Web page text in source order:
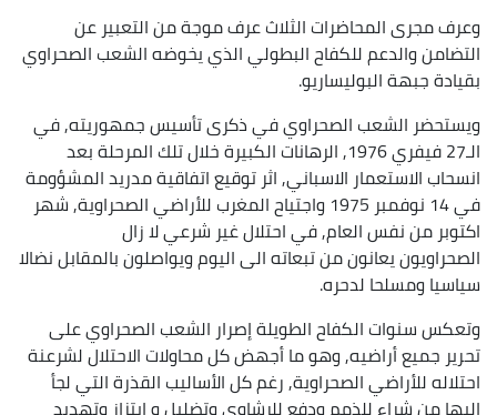
وعرف مجرى المحاضرات الثلاث عرف موجة من التعبير عن
التضامن والدعم للكفاح البطولي الذي يخوضه الشعب الصحراوي
بقيادة جبهة البوليساريو.
ويستحضر الشعب الصحراوي في ذكرى تأسيس جمهوريته, في
الـ27 فيفري 1976, الرهانات الكبيرة خلال تلك المرحلة بعد
انسحاب الاستعمار الاسباني, اثر توقيع اتفاقية مدريد المشؤومة
في 14 نوفمبر 1975 واجتياح المغرب للأراضي الصحراوية, شهر
اكتوبر من نفس العام, في احتلال غير شرعي لا زال
الصحراويون يعانون من تبعاته الى اليوم ويواصلون بالمقابل نضالا
سياسيا ومسلحا لدحره.
وتعكس سنوات الكفاح الطويلة إصرار الشعب الصحراوي على
تحرير جميع أراضيه, وهو ما أجهض كل محاولات الاحتلال لشرعنة
احتلاله للأراضي الصحراوية, رغم كل الأساليب القذرة التي لجأ
إليها من شراء للذمم ودفع للرشاوى وتضليل و ابتزاز وتهديد